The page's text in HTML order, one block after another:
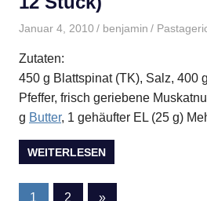
Januar 4, 2010 benjamin
Zutaten:
450 g Blattspinat (TK), Salz, 400
Pfeffer, frisch geriebene
g Butter, 1 gehäufter EL (25 g)
WEITERLESEN
1 2 Nächste
»